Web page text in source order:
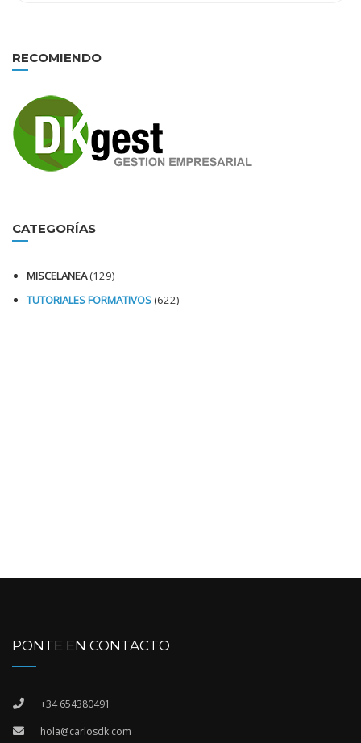
RECOMIENDO
CATEGORÍAS
MISCELANEA(129)
TUTORIALES FORMATIVOS(622)
PONTE EN CONTACTO
+34 654380491
hola@carlosdk.com